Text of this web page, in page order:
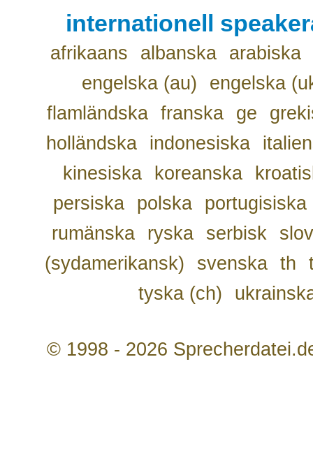
internationell
afrikaans albanska
arabiska
engelska (au)
engelska
flamländska franska ge
holländska
indonesiska
kinesiska
koreanska
persiska
polska
portugisiska
rumänska
ryska serbisk
(sydamerikansk)
svenska th
tyska (ch)
© 1998 - 2026